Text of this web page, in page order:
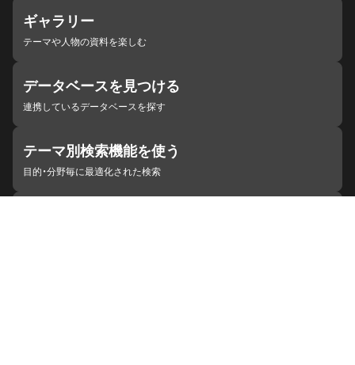
ギャラリー
テーマや人物の資料を楽しむ
データベースを見つける
連携しているデータベースを探す
テーマ別検索機能を使う
目的・分野毎に最適化された検索